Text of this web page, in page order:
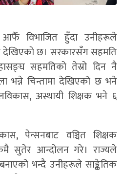
विभाजित हुँदा उनीहरूले
देखिएको छ। सरकारसँग सहमति
सहमतिको तेस्रो दिन नै
भन्ने चिन्तामा देखिएको छ भने
अस्थायी शिक्षक भने ६
पेन्सनबाट वञ्चित शिक्षक
सुतेर आन्दोलन गरे। राज्यले
भन्दै उनीहरूले साङ्केतिक